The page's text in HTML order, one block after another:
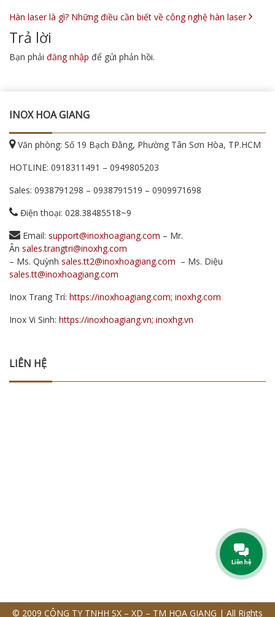
Hàn laser là gì? Những điều cần biết về công nghệ hàn laser
Trả lời
Bạn phải đăng nhập để gửi phản hồi.
INOX HOA GIANG
Văn phòng: Số 19 Bạch Đằng, Phường Tân Sơn Hòa, TP.HCM
HOTLINE: 0918311491 – 0949805203
Sales: 0938791298 – 0938791519 – 0909971698
Điện thoại: 028.38485518~9
Email: support@inoxhoagiang.com – Mr.
Ân sales.trangtri@inoxhg.com
– Ms. Quỳnh sales.tt2@inoxhoagiang.com – Ms. Diệu
sales.tt@inoxhoagiang.com
Inox Trang Trí: https://inoxhoagiang.com; inoxhg.com
Inox Vi Sinh: https://inoxhoagiang.vn; inoxhg.vn
LIÊN HỆ
© 2009 CÔNG TY TNHH SX – XD – TM HOA GIANG | All Rights
Liên hệ